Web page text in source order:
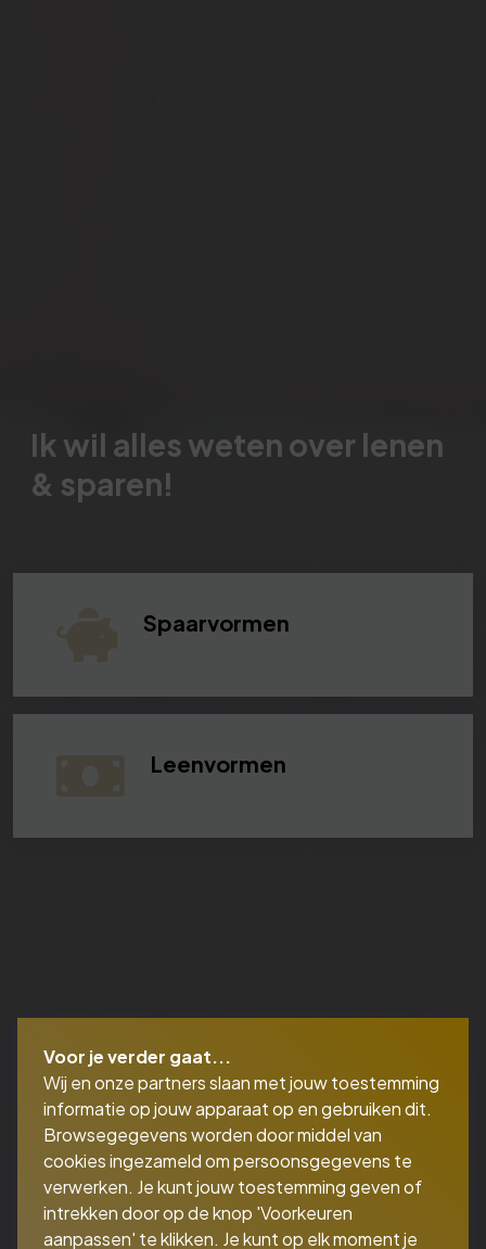
Ik wil alles weten over lenen
& sparen!
Spaarvormen
Leenvormen
Voor je verder gaat...
Wij en onze partners slaan met jouw toestemming
informatie op jouw apparaat op en gebruiken dit.
Browsegegevens worden door middel van
cookies ingezameld om persoonsgegevens te
verwerken. Je kunt jouw toestemming geven of
intrekken door op de knop 'Voorkeuren
aanpassen' te klikken. Je kunt op elk moment je